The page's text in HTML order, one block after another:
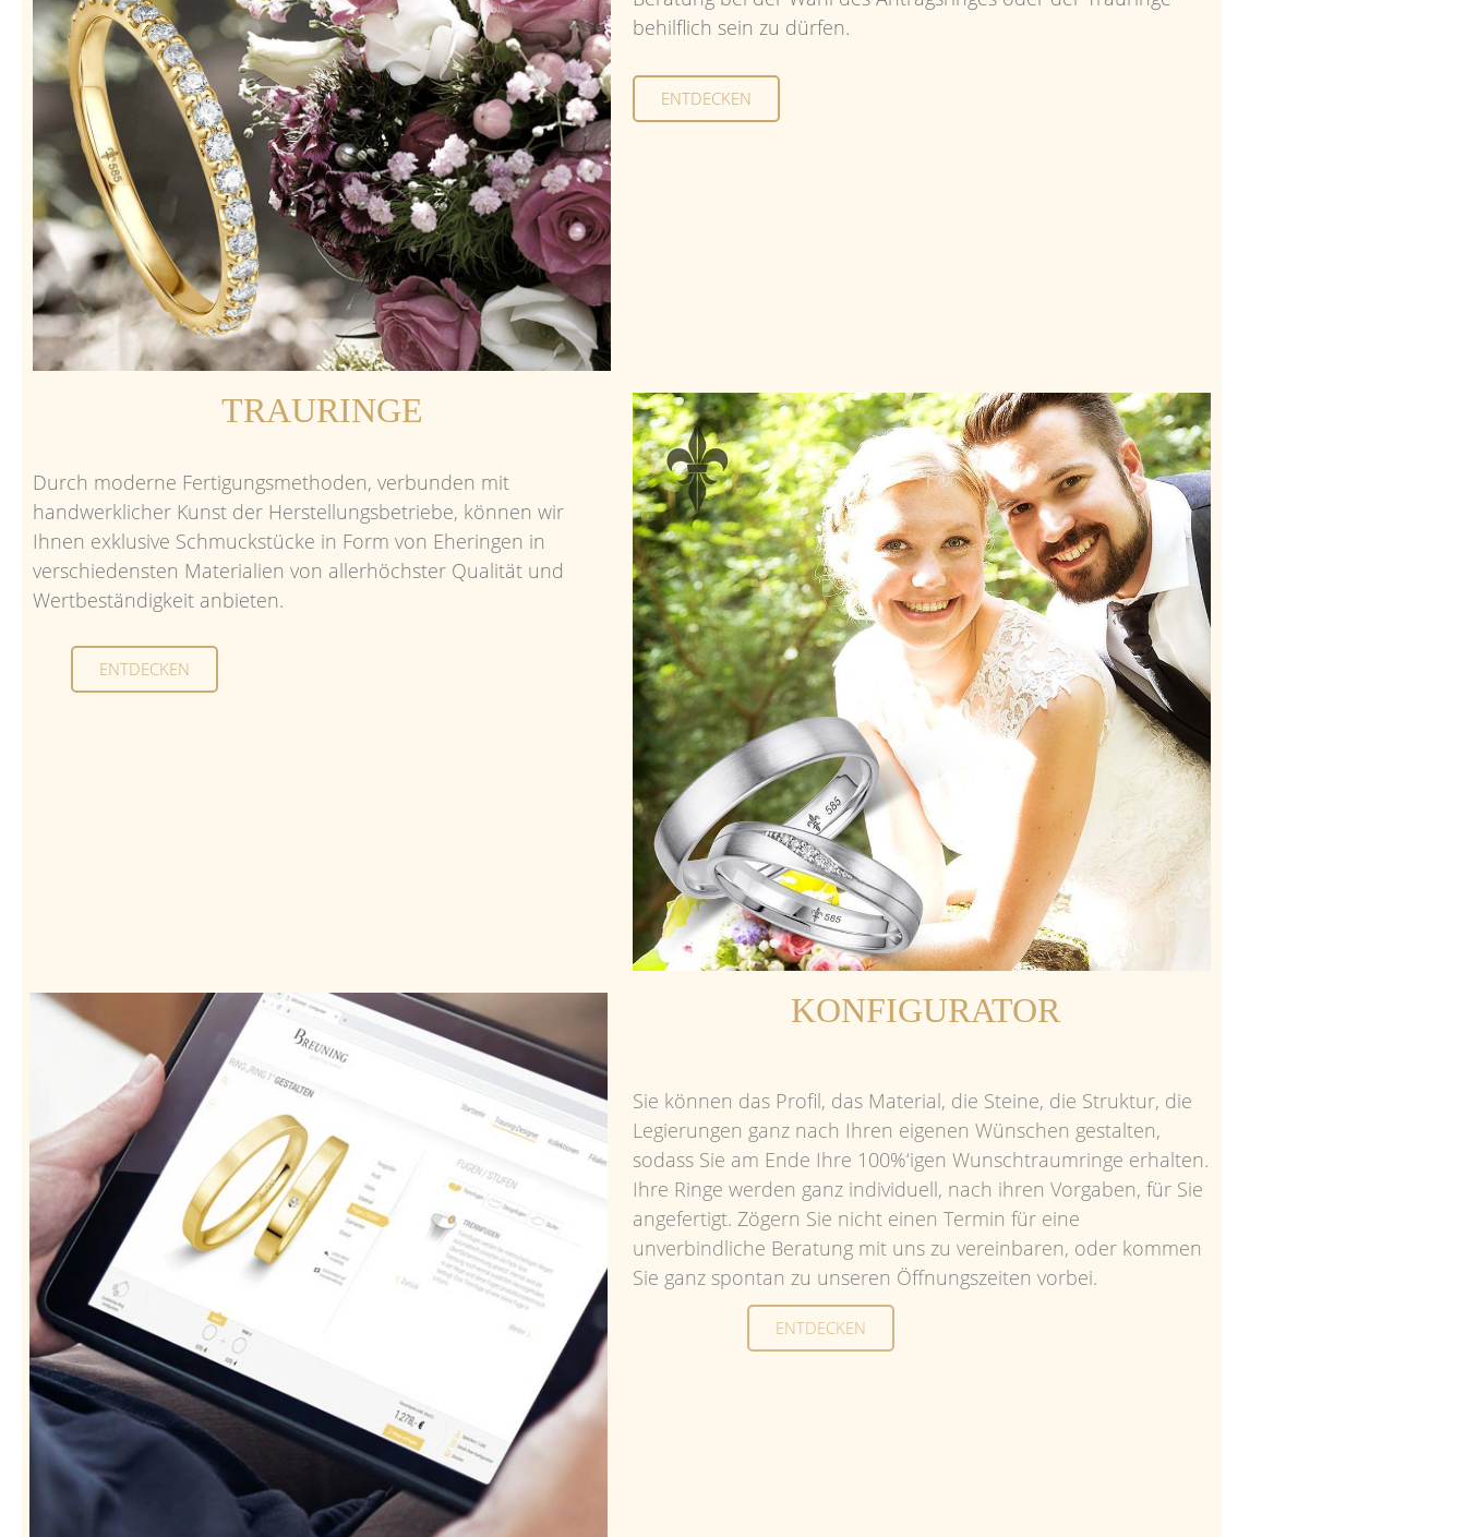
behilflich sein zu dürfen.
ENTDECKEN
TRAURINGE
Durch moderne Fertigungsmethoden, verbunden mit
handwerklicher Kunst der Herstellungsbetriebe, können wir
Ihnen exklusive Schmuckstücke in Form von Eheringen in
verschiedensten Materialien von allerhöchster Qualität und
Wertbeständigkeit anbieten.
ENTDECKEN
KONFIGURATOR
Legierungen ganz nach Ihren eigenen Wünschen gestalten,
sodass Sie am Ende Ihre 100%‘igen Wunschtraumringe erhalten.
Ihre Ringe werden ganz individuell, nach ihren Vorgaben, für Sie
angefertigt. Zögern Sie nicht einen Termin für eine
unverbindliche Beratung mit uns zu vereinbaren, oder kommen
Sie ganz spontan zu unseren Öffnungszeiten vorbei.